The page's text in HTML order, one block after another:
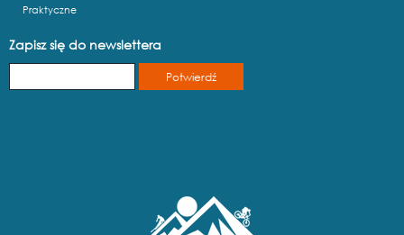
Praktyczne
Zapisz się do newslettera